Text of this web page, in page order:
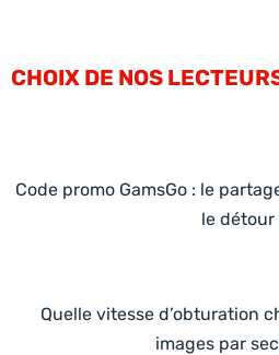
CHOIX DE NOS
Code promo GamsGo : le
le détour
Quelle vitesse d’obturation
images par